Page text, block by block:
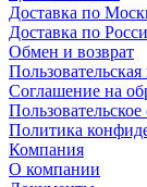
Доставка по
Доставка по
Обмен и возврат
Соглашение на
Политика
Компания
О компании